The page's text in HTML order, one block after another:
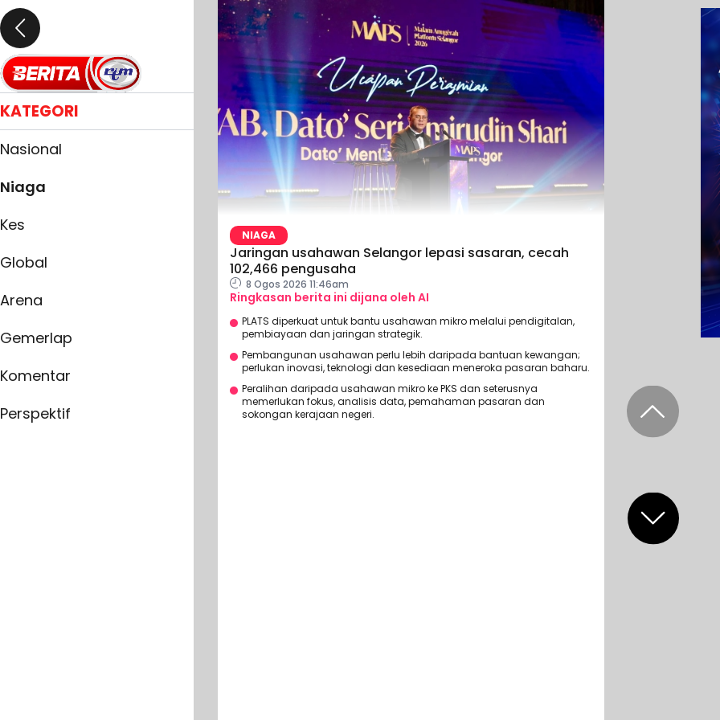
KATEGORI
Nasional
Niaga
Kes
Global
Arena
Gemerlap
Komentar
Perspektif
NIAGA
Jaringan usahawan Selangor lepasi sasaran, cecah
102,466 pengusaha
8 Ogos 2026 11:46am
Ringkasan berita ini dijana oleh AI
PLATS diperkuat untuk bantu usahawan mikro melalui pendigitalan,
pembiayaan dan jaringan strategik.
Pembangunan usahawan perlu lebih daripada bantuan kewangan;
perlukan inovasi, teknologi dan kesediaan meneroka pasaran baharu.
Peralihan daripada usahawan mikro ke PKS dan seterusnya
memerlukan fokus, analisis data, pemahaman pasaran dan
sokongan kerajaan negeri.